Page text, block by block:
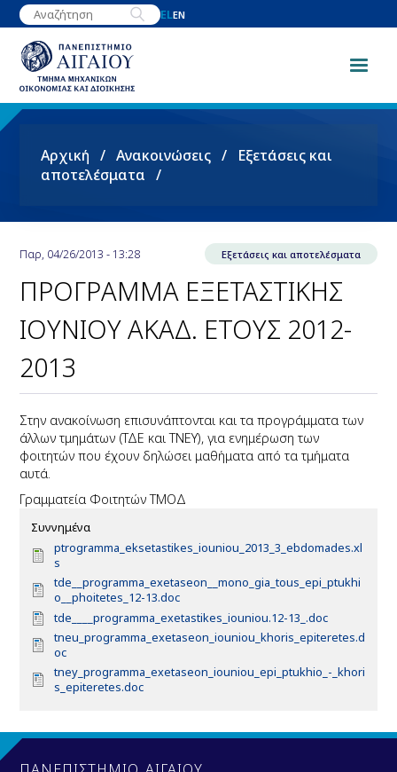
Παράκαμψη
προς
κυρίως
περιεχόμενο
ELEN
Breadcrumb
Αρχική Ανακοινώσεις
Εξετάσεις και
αποτελέσματα
Παρ, 04/26/2013 - 13:28 Εξετάσεις και αποτελέσματα
ΠΡΟΓΡΑΜΜΑ ΕΞΕΤΑΣΤΙΚΗΣ
ΙΟΥΝΙΟΥ ΑΚΑΔ. ΕΤΟΥΣ 2012-
2013
Στην ανακοίνωση επισυνάπτονται και τα προγράμματα των
άλλων τμημάτων (ΤΔΕ και ΤΝΕΥ), για ενημέρωση των
φοιτητών που έχουν δηλώσει μαθήματα από τα τμήματα
αυτά.
Γραμματεία Φοιτητών ΤΜΟΔ
Συννημένα
D
o
u
m
e
n
t
ptrogramma_eksetastikes_iouniou_2013_3_ebdomades.xl
s
D
o
c
u
m
n
t
tde__programma_exetaseon__mono_gia_tous_epi_ptukhi
o__phoitetes_12-13.doc
D
c
m
tde____programma_exetastikes_iouniou.12-13_.doc
D
o
u
t
tneu_programma_exetaseon_iouniou_khoris_epiteretes.d
oc
D
o
m
n
tney_programma_exetaseon_iouniou_epi_ptukhio_-_khori
s_epiteretes.doc